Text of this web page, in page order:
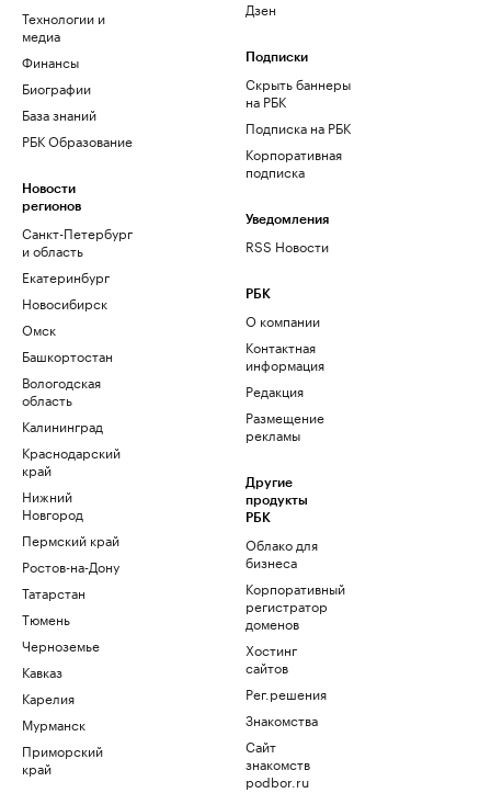
Технологии и
медиа
Финансы
Биографии
База знаний
РБК Образование
Новости
регионов
Санкт-Петербург
и область
Екатеринбург
Новосибирск
Омск
Башкортостан
Вологодская
область
Калининград
Краснодарский
край
Нижний
Новгород
Пермский край
Ростов-на-Дону
Татарстан
Тюмень
Черноземье
Кавказ
Карелия
Мурманск
Приморский
край
Дзен
Подписки
Скрыть баннеры
на РБК
Подписка на РБК
Корпоративная
подписка
Уведомления
RSS Новости
РБК
О компании
Контактная
информация
Редакция
Размещение
рекламы
Другие
продукты
РБК
Облако для
бизнеса
Корпоративный
регистратор
доменов
Хостинг
сайтов
Рег.решения
Знакомства
Сайт
знакомств
podbor.ru